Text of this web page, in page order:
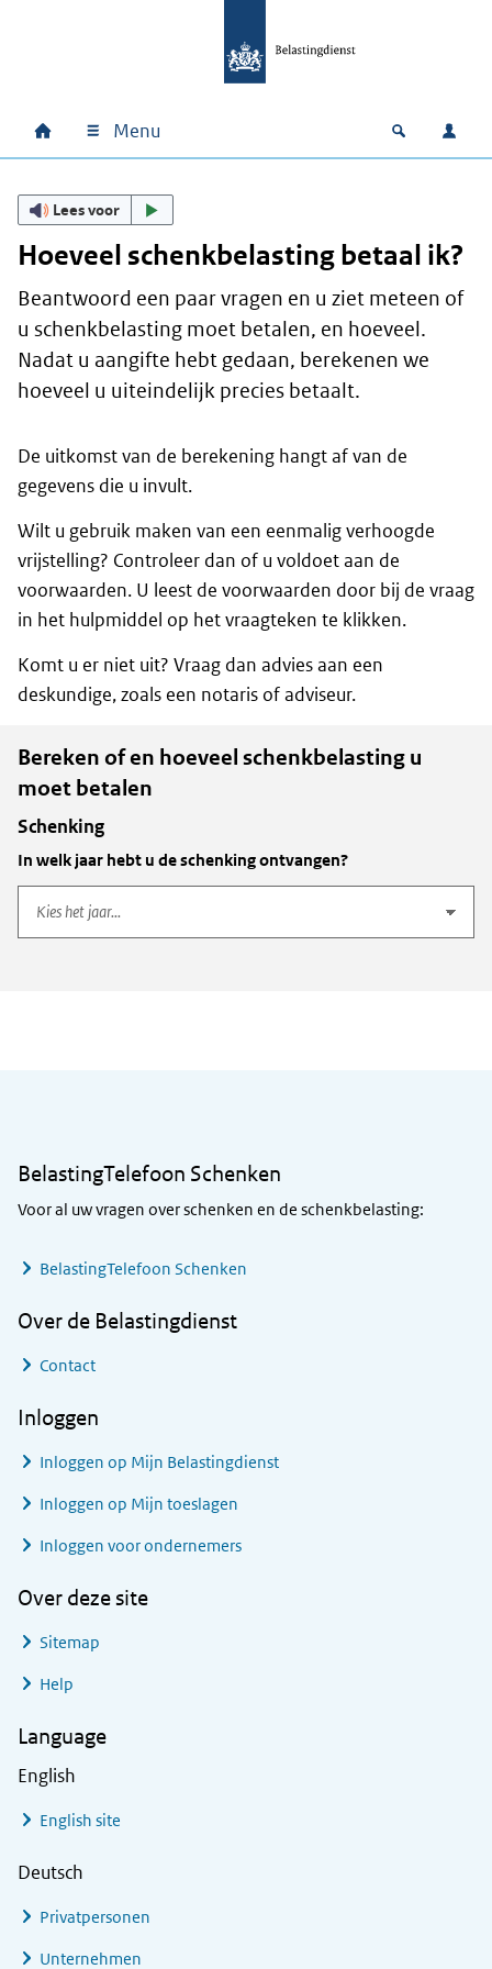
Hoofdnavigatie
Home Menu Open
Lees voor
Hoeveel schenkbelasting betaal ik?
Beantwoord een paar vragen en u ziet meteen of
u schenkbelasting moet betalen, en hoeveel.
Nadat u aangifte hebt gedaan, berekenen we
hoeveel u uiteindelijk precies betaalt.
De uitkomst van de berekening hangt af van de
gegevens die u invult.
Wilt u gebruik maken van een eenmalig verhoogde
vrijstelling? Controleer dan of u voldoet aan de
voorwaarden. U leest de voorwaarden door bij de vraag
in het hulpmiddel op het vraagteken te klikken.
Komt u er niet uit? Vraag dan advies aan een
deskundige, zoals een notaris of adviseur.
Bereken of en hoeveel schenkbelasting u
moet betalen
Schenking
In welk jaar hebt u de schenking ontvangen?
BelastingTelefoon Schenken
Voor al uw vragen over schenken en de schenkbelasting:
BelastingTelefoon Schenken
Over de Belastingdienst
Contact
Inloggen
Inloggen op Mijn Belastingdienst
Inloggen op Mijn toeslagen
Inloggen voor ondernemers
Over deze site
Sitemap
Help
Language
English
English site
Deutsch
Privatpersonen
Unternehmen